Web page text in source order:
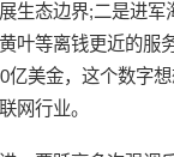
生态边界;二是进
叶等离钱更近的服
美金，这个数字
网行业。